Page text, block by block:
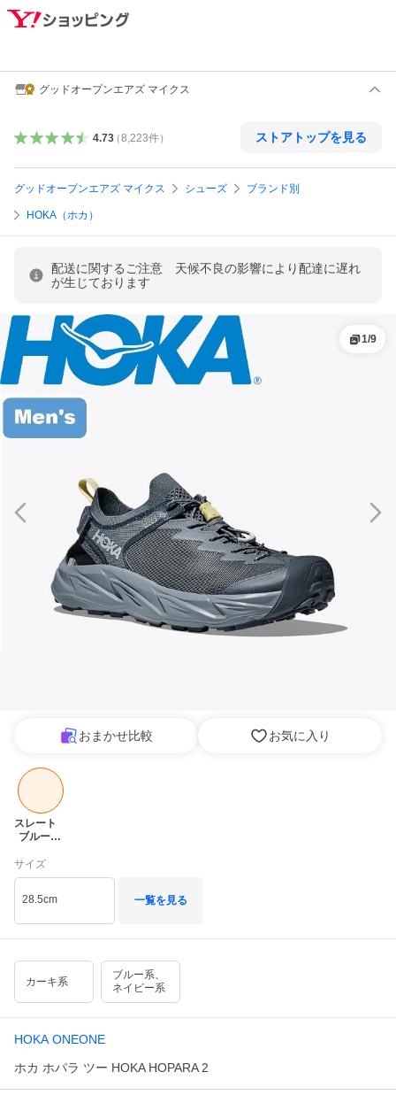
グッドオープンエアズ マイクス
4.73（8,223件） ストアトップを見る
グッドオープンエアズ マイクス シューズ ブランド別
HOKA（ホカ）
配送に関するご注意 天候不良の影響により配達に遅れ
が生じております
1/9
おまかせ比較 お気に入り
スレート
ブルー　/
ュド　ブル
ー
サイズ
28.5cm 一覧を見る
カーキ系
ブルー系、
ネイビー系
HOKA ONEONE
ホカ ホパラ ツー HOKA HOPARA 2